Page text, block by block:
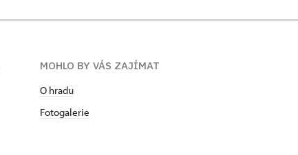
MOHLO BY VÁS ZAJÍMAT
O hradu
Fotogalerie